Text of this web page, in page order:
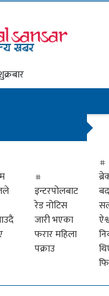
इन्टरपोलबाट
रेड नोटिस
जारी भएका
फरार महिला
पक्राउ